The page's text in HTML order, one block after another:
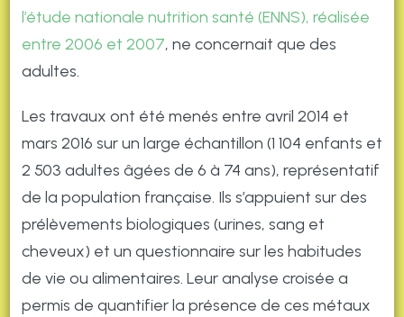
l’étude nationale nutrition santé (ENNS), réalisée
entre 2006 et 2007, ne concernait que des
adultes.
Les travaux ont été menés entre avril 2014 et
mars 2016 sur un large échantillon (1 104 enfants et
2 503 adultes âgées de 6 à 74 ans), représentatif
de la population française. Ils s’appuient sur des
prélèvements biologiques (urines, sang et
cheveux) et un questionnaire sur les habitudes
de vie ou alimentaires. Leur analyse croisée a
permis de quantifier la présence de ces métaux